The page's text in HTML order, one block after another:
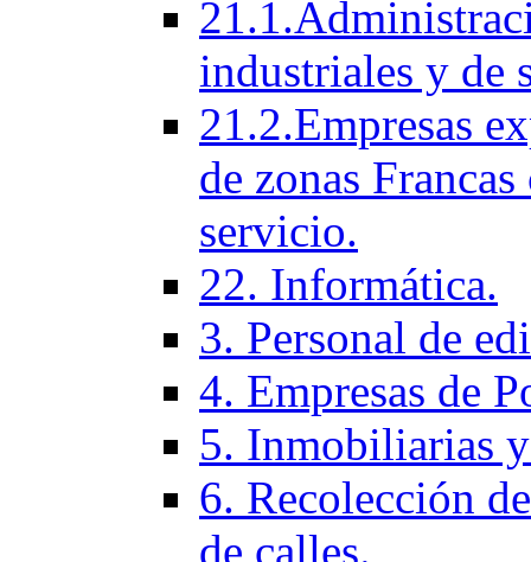
industriales y de
21.2.Empresas
de zonas
servicio.
22. Informática.
3. Personal de
4. Empresas de
5. Inmobiliarias
6. Recolección
de calles.